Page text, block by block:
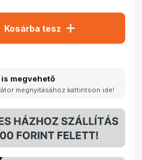
Kosárba tesz add
megvehető
megnyitásához kattintson ide!